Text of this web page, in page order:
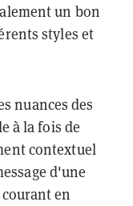
un bon
styles et
nuances des
à la fois de
contextuel
d'une
en